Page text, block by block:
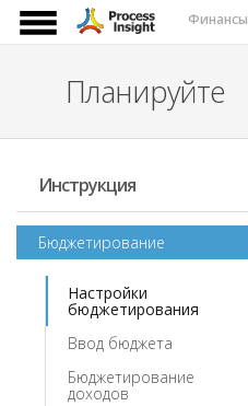
Финансы
Планируйте
Инструкция
Бюджетирование
Настройки
бюджетирования
Ввод бюджета
Бюджетирование
доходов